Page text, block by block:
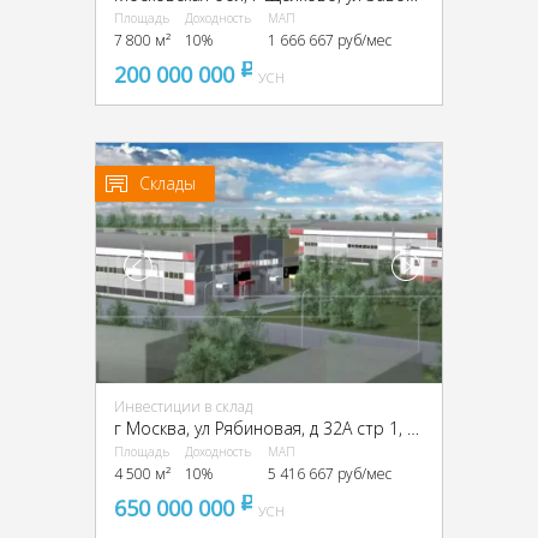
Площадь
7 800 м²
Доходность
10%
МАП
1 666 667 руб/мес
200 000 000 pуб
УСН
Склады
Инвестиции в склад
г Москва, ул Рябиновая, д 32А стр 1, ЗАО, г Москва, Рябиновая ул., 32А, стр. 1
Площадь
4 500 м²
Доходность
10%
МАП
5 416 667 руб/мес
650 000 000 pуб
УСН